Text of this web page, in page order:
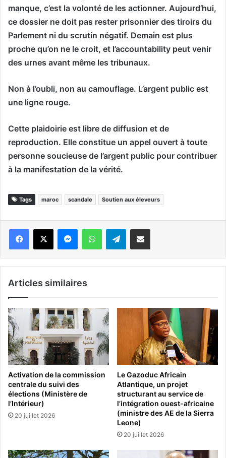
manque, c’est la volonté de les actionner. Aujourd’hui,
ce dossier ne doit pas rester prisonnier des tiroirs du
Parlement ni du scrutin négatif. Demain est plus
proche qu’on ne le croit, et l’accountability peut venir
des urnes avant même les tribunaux.
Non à l’oubli, non au camouflage. L’argent public est
une ligne rouge.
Cette plaidoirie est libre de diffusion et de
reproduction. Elle constitue un appel ouvert à toute
personne soucieuse de l’argent public pour contribuer
à la manifestation de la vérité.
Tags maroc scandale Soutien aux éleveurs
WhatsApp Telegram
Articles similaires
Activation de la commission
centrale du suivi des
élections (Ministère de
l’Intérieur)
20 juillet 2026
Le Gazoduc Africain
Atlantique, un projet
structurant au service de
l’intégration ouest-africaine
(ministre des AE de la Sierra
Leone)
20 juillet 2026